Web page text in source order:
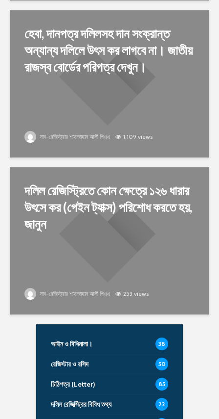
হেবা, দানপত্র দলিলসহ দান সংক্রান্ত
অন্যান্য দলিলে উৎস কর লাগবে না। জাতীয়
রাজস্ব বোর্ডের পরিপত্র দেখুন।
সাব-রেজিস্ট্রার শাহাজাহান আলী পিএএ 1,109 views
দলিল রেজিস্ট্রিতে কোন ক্ষেত্রে ১২৬ ধারার
উৎসে কর (গেইন ট্যাক্স) পরিশোধ করতে হয়,
জানুন
সাব-রেজিস্ট্রার শাহাজাহান আলী পিএএ 253 views
আইন ও বিধিমালা। 38
রেজিস্টার ও রসিদ 50
চিঠিপত্র (Letter) 85
দলিল রেজিস্ট্রির বিবিধ তথ্য 22